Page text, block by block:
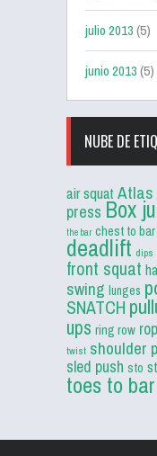
julio 2013(5)
junio 2013(5)
NUBE DE
air squat Atlas
press Box
the bar chest to bar
deadlift dips
front squat
swing lunges
SNATCH
ups ring row
twist shoulder
sled push sto
toes to bar